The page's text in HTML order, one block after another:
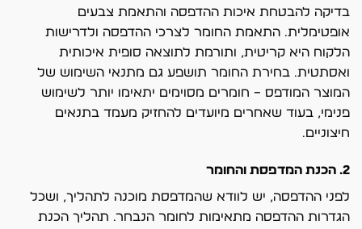
בדיקה להבטחת איכות ההדפסה והתאמת צבעים
אופטימלית. התאמת החומר לצרכי ההדפסה ולדרישות
הלקוח היא קריטית, ותורמת לתוצאה סופית איכותית
ואסתטית. בחירת החומר תושפע גם מתנאי השימוש של
המוצר המודפס – חומרים מסוימים יתאימו יותר לשימוש
פנימי, בעוד שאחרים מיועדים להחזיק מעמד בתנאים
חיצוניים.
2. הכנת המדפסת והחומר
לפני ההדפסה, יש לוודא שהמדפסת מוכנה לתהליך, ושכל
הגדרות ההדפסה מתאימות לחומר הנבחר. תהליך הכנת